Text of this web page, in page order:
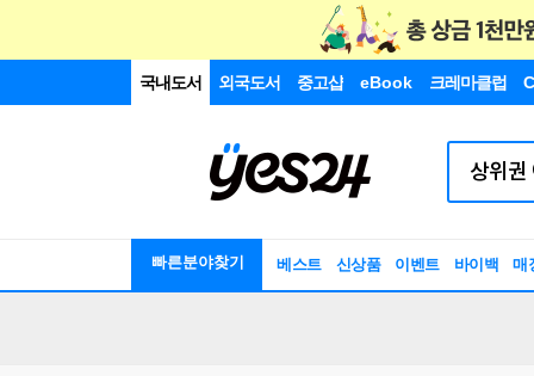
국내도서 외국도서 중고샵 eBook 크레마클럽
빠른분야찾기 베스트 신상품 이벤트 바이백 매